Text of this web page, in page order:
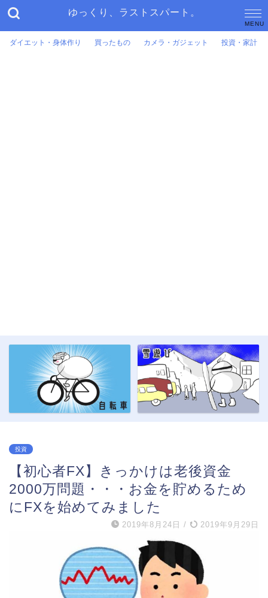
ゆっくり、ラストスパート。
ダイエット・身体作り 買ったもの カメラ・ガジェット 投資・家計
投資
【初心者FX】きっかけは老後資金
2000万問題・・・お金を貯めるため
にFXを始めてみました
2019年8月24日 / 2019年9月29日